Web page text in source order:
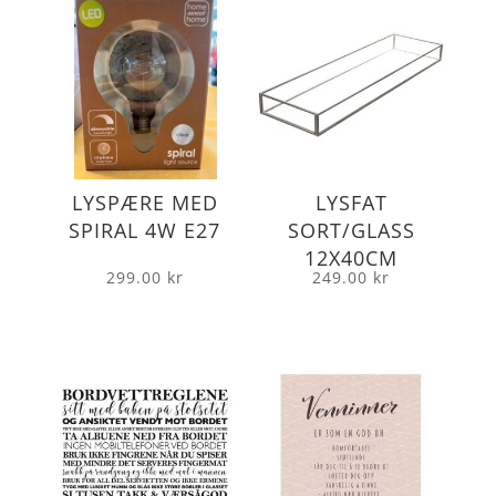
LYSPÆRE MED
SPIRAL 4W E27
299.00 kr
LYSFAT
SORT/GLASS
12X40CM
249.00 kr